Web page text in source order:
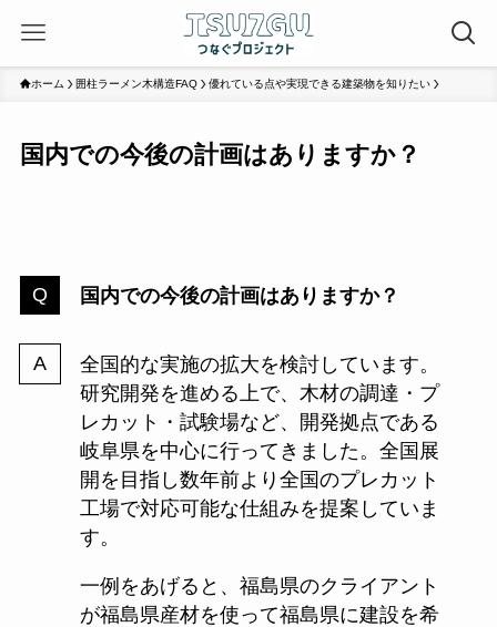
ホーム 囲柱ラーメン木構造FAQ 優れている点や実現できる建築物を知りたい
国内での今後の計画はありますか？
国内での今後の計画はありますか？
全国的な実施の拡大を検討しています。
研究開発を進める上で、木材の調達・プ
レカット・試験場など、開発拠点である
岐阜県を中心に行ってきました。全国展
開を目指し数年前より全国のプレカット
工場で対応可能な仕組みを提案していま
す。
一例をあげると、福島県のクライアント
が福島県産材を使って福島県に建設を希